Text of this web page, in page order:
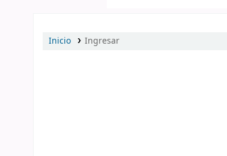
Inicio Ingresar